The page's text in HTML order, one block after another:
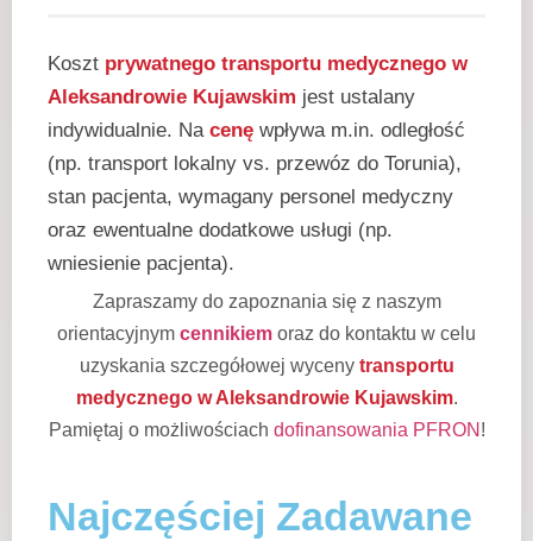
Koszt prywatnego transportu medycznego w
Aleksandrowie Kujawskim jest ustalany
indywidualnie. Na cenę wpływa m.in. odległość
(np. transport lokalny vs. przewóz do Torunia),
stan pacjenta, wymagany personel medyczny
oraz ewentualne dodatkowe usługi (np.
wniesienie pacjenta).
Zapraszamy do zapoznania się z naszym
orientacyjnym cennikiem oraz do kontaktu w celu
uzyskania szczegółowej wyceny transportu
medycznego w Aleksandrowie Kujawskim.
Pamiętaj o możliwościach dofinansowania PFRON !
Najczęściej Zadawane